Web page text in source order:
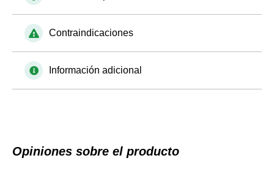
Contraindicaciones
Información adicional
Opiniones sobre el producto